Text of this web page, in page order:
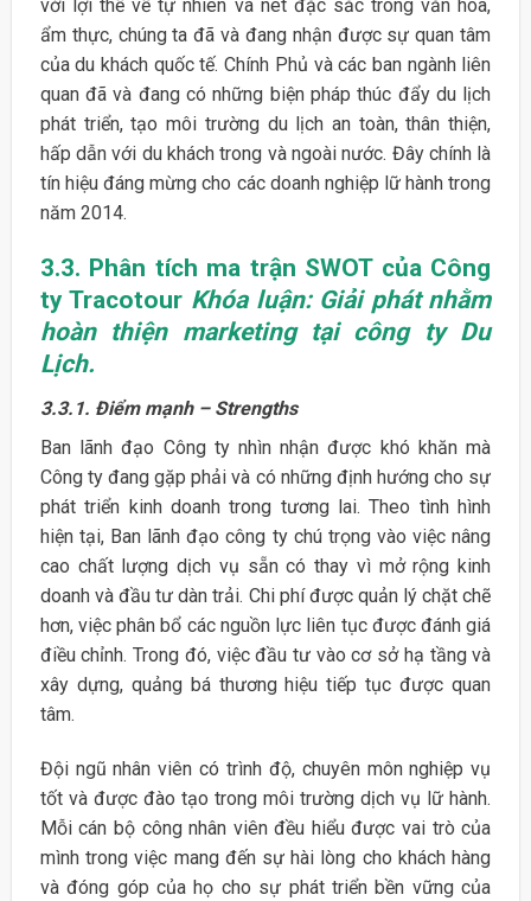
với lợi thế về tự nhiên và nét đặc sắc trong văn hóa,
ẩm thực, chúng ta đã và đang nhận được sự quan tâm
của du khách quốc tế. Chính Phủ và các ban ngành liên
quan đã và đang có những biện pháp thúc đẩy du lịch
phát triển, tạo môi trường du lịch an toàn, thân thiện,
hấp dẫn với du khách trong và ngoài nước. Đây chính là
tín hiệu đáng mừng cho các doanh nghiệp lữ hành trong
năm 2014.
3.3. Phân tích ma trận SWOT của Công
ty Tracotour Khóa luận: Giải phát nhằm
hoàn thiện marketing tại công ty Du
Lịch.
3.3.1. Điểm mạnh – Strengths
Ban lãnh đạo Công ty nhìn nhận được khó khăn mà
Công ty đang gặp phải và có những định hướng cho sự
phát triển kinh doanh trong tương lai. Theo tình hình
hiện tại, Ban lãnh đạo công ty chú trọng vào việc nâng
cao chất lượng dịch vụ sẵn có thay vì mở rộng kinh
doanh và đầu tư dàn trải. Chi phí được quản lý chặt chẽ
hơn, việc phân bổ các nguồn lực liên tục được đánh giá
điều chỉnh. Trong đó, việc đầu tư vào cơ sở hạ tầng và
xây dựng, quảng bá thương hiệu tiếp tục được quan
tâm.
Đội ngũ nhân viên có trình độ, chuyên môn nghiệp vụ
tốt và được đào tạo trong môi trường dịch vụ lữ hành.
Mỗi cán bộ công nhân viên đều hiểu được vai trò của
mình trong việc mang đến sự hài lòng cho khách hàng
và đóng góp của họ cho sự phát triển bền vững của